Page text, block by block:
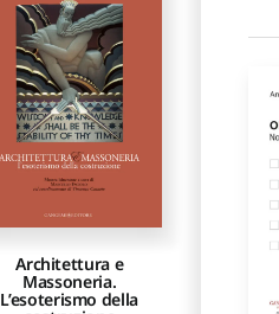
Architettura e
Massoneria.
L’esoterismo della